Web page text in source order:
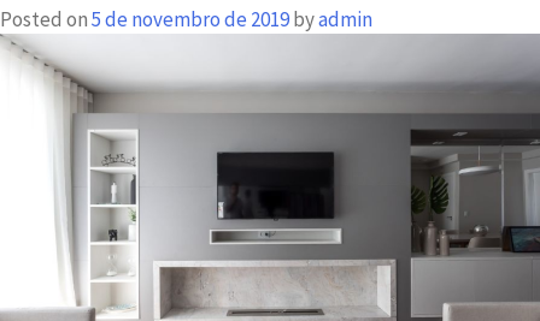
todos
lados
Posted on5 de novembro de 2019byadmin